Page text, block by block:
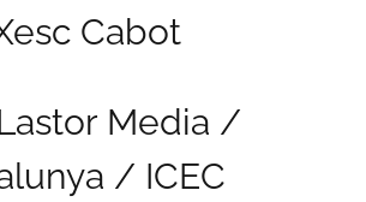
Cabot
Media /
/ ICEC